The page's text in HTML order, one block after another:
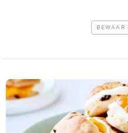
BEWAAR